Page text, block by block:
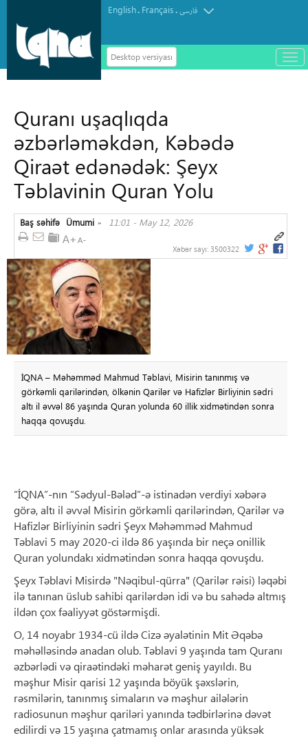
English. Français.فارسی
Desktop versiyası
باز
و
Quranı uşaqlıqda
əzbərləməkdən, Kəbədə
Qiraət edənədək: Şeyx
Təblavinin Quran Yolu
Baş səhifə »
Ümumi 11:01 - May 12, 2026
Xəbər sayı: 3500322
İQNA – Məhəmməd Mahmud Təblavi, Misirin tanınmış və
görkəmli qarilərindən, ölkənin Qarilər və Hafizlər Birliyinin sədri
altı il əvvəl 86 yaşında Quran yolunda 60 illik xidmətindən sonra
haqqa qovuşdu.
“İQNA”-nın “Sədyul-Bələd”-ə istinadən verdiyi xəbərə
görə, altı il əvvəl Misirin görkəmli qarilərindən, Qarilər və
Hafizlər Birliyinin sədri Şeyx Məhəmməd Mahmud
Təblavi 5 may 2020-ci ildə 86 yaşında bir neçə onillik
Quran yolundakı xidmətindən sonra haqqa qovuşdu.
Şeyx Təblavi Misirdə "Nəqibul-qürra" (Qarilər rəisi) ləqəbi
ilə tanınan üslub sahibi qarilərdən idi və bu sahədə altmış
ildən çox fəaliyyət göstərmişdi.
O, 14 noyabr 1934-cü ildə Cizə əyalətinin Mit Əqəbə
məhəlləsində anadan olub. Təblavi 9 yaşında tam Quranı
əzbərlədi və qiraətindəki məharət geniş yayıldı. Bu
məşhur Misir qarisi 12 yaşında böyük şəxslərin,
rəsmilərin, tanınmış simaların və məşhur ailələrin
radiosunun məşhur qariləri yanında tədbirlərinə dəvət
edilirdi və 15 yaşına çatmamış onlar arasında yüksək